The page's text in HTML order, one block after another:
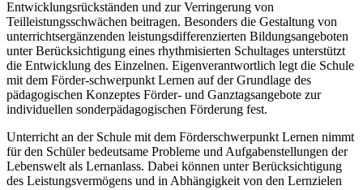
Entwicklungsrückständen und zur Verringerung von
Teilleistungsschwächen beitragen. Besonders die Gestaltung von
unterrichtsergänzenden leistungsdifferenzierten Bildungsangeboten
unter Berücksichtigung eines rhythmisierten Schultages unterstützt
die Entwicklung des Einzelnen. Eigenverantwortlich legt die Schule
mit dem Förder-schwerpunkt Lernen auf der Grundlage des
pädagogischen Konzeptes Förder- und Ganztagsangebote zur
individuellen sonderpädagogischen Förderung fest.
Unterricht an der Schule mit dem Förderschwerpunkt Lernen nimmt
für den Schüler bedeutsame Probleme und Aufgabenstellungen der
Lebenswelt als Lernanlass. Dabei können unter Berücksichtigung
des Leistungsvermögens und in Abhängigkeit von den Lernzielen